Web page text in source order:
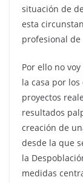
situación de
esta
profesional
Por ello no
la casa por
proyectos
resultados
creación de
desde la que
la
medidas